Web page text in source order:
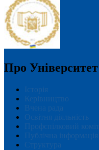
Про Університет
Історія
Керівництво
Вчена рада
Освітня діяльність
Профспілковий
Публічна інформація
Структура